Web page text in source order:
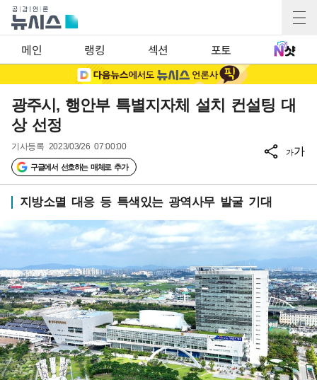
메인 랭킹 섹션 포토
광주시, 행안부 특별지자체 설치 컨설팅 대
상 선정
기사등록 2023/03/26 07:00:00
구글에서 선호하는 매체로 추가
가가
지방소멸 대응 등 특색있는 광역사무 발굴 기대